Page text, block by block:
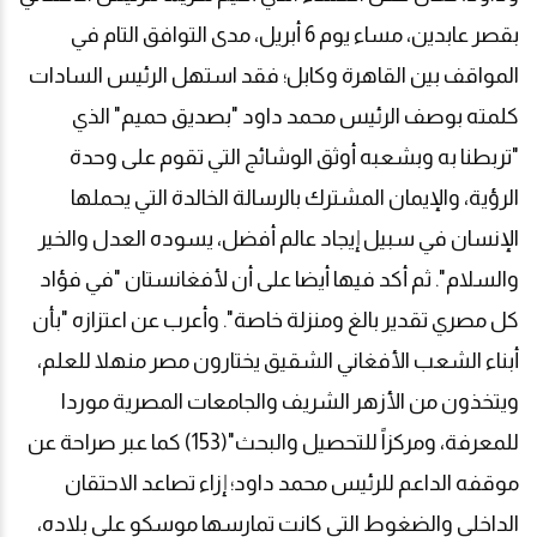
بقصر عابدين، مساء يوم 6 أبريل، مدى التوافق التام في
المواقف بين القاهرة وكابل؛ فقد استهل الرئيس السادات
كلمته بوصف الرئيس محمد داود "بصديق حميم" الذي
"تربطنا به وبشعبه أوثق الوشائج التي تقوم على وحدة
الرؤية، والإيمان المشترك بالرسالة الخالدة التي يحملها
الإنسان في سبيل إيجاد عالم أفضل، يسوده العدل والخير
والسلام". ثم أكد فيها أيضا على أن لأفغانستان "في فؤاد
كل مصري تقدير بالغ ومنزلة خاصة". وأعرب عن اعتزازه "بأن
أبناء الشعب الأفغاني الشقيق يختارون مصر منهلا للعلم،
ويتخذون من الأزهر الشريف والجامعات المصرية موردا
للمعرفة، ومركزاً للتحصيل والبحث"(153) كما عبر صراحة عن
موقفه الداعم للرئيس محمد داود؛ إزاء تصاعد الاحتقان
الداخلي والضغوط التي كانت تمارسها موسكو على بلاده،